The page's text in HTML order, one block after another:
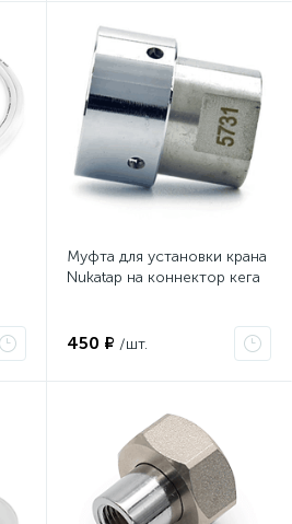
Муфта для установки крана
Nukatap на коннектор кега
450 ₽ /шт.